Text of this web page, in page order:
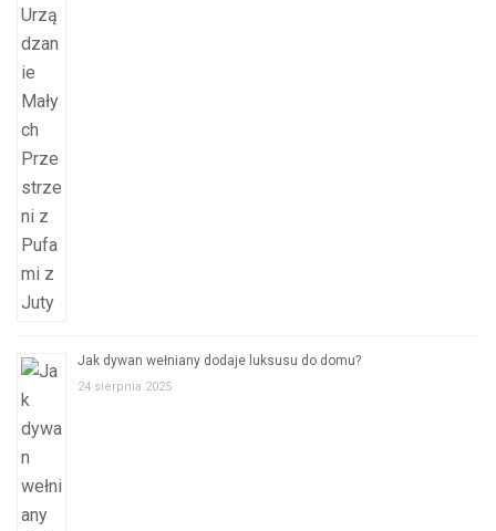
Jak dywan wełniany dodaje luksusu do domu?
24 sierpnia 2025